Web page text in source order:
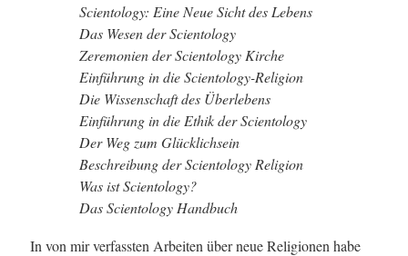
Scientology: Eine Neue Sicht des Lebens
Das Wesen der Scientology
Zeremonien der Scientology Kirche
Einführung in die Scientology-Religion
Die Wissenschaft des Überlebens
Einführung in die Ethik der Scientology
Der Weg zum Glücklichsein
Beschreibung der Scientology Religion
Was ist Scientology?
Das Scientology Handbuch
In von mir verfassten Arbeiten über neue Religionen habe